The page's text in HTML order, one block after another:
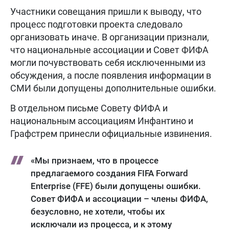
Участники совещания пришли к выводу, что
процесс подготовки проекта следовало
организовать иначе. В организации признали,
что национальные ассоциации и Совет ФИФА
могли почувствовать себя исключенными из
обсуждения, а после появления информации в
СМИ были допущены дополнительные ошибки.
В отдельном письме Совету ФИФА и
национальным ассоциациям Инфантино и
Графстрем принесли официальные извинения.
«Мы признаем, что в процессе
предлагаемого создания FIFA Forward
Enterprise (FFE) были допущены ошибки.
Совет ФИФА и ассоциации – члены ФИФА,
безусловно, не хотели, чтобы их
исключали из процесса, и к этому